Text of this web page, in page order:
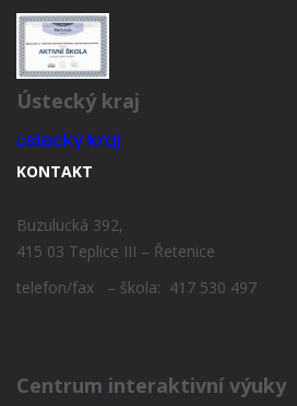
Ústecký kraj
KONTAKT
Buzulucká 392,
415 03 Teplice III – Řetenice
telefon/fax – škola: 417 530 497
Centrum interaktivní výuky